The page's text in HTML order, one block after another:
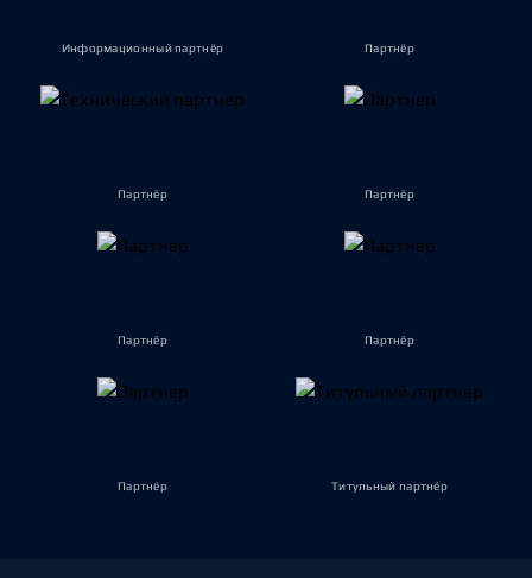
Информационный партнёр Партнёр
Партнёр Партнёр
Партнёр Партнёр
Партнёр Титульный партнёр